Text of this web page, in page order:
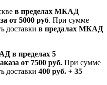
в пределах МКАД
от 5000 руб. При сумме
доставки в предалах МКАД
в пределах 5
от 7500 руб. При сумме
доставки 400 руб. + 35